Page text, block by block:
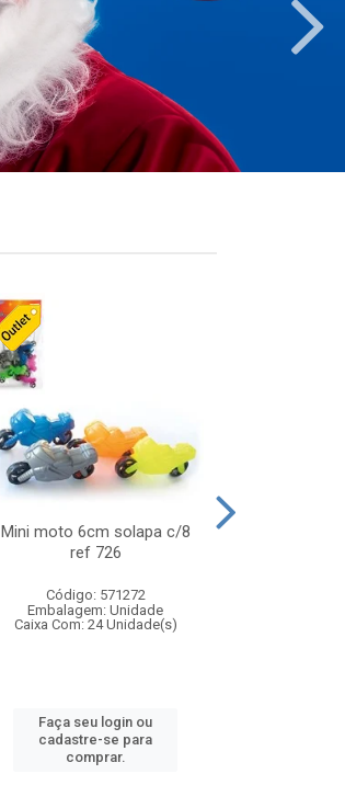
Mini moto 6cm solapa c/8
ref 726
Código: 571272
Embalagem: Unidade
Caixa Com: 24 Unidade(s)
Faça seu login ou
cadastre-se para
comprar.